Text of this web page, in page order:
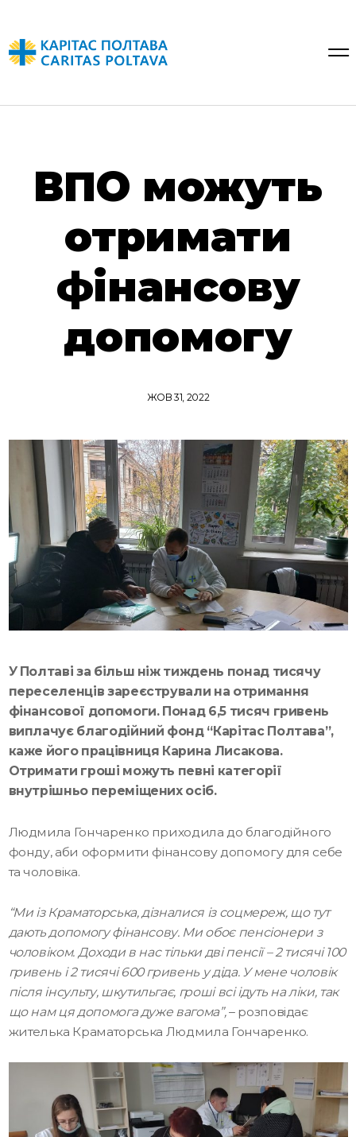
ВПО можуть
отримати
фінансову
допомогу
ЖОВ 31, 2022
У Полтаві за більш ніж тиждень понад тисячу
переселенців зареєстрували на отримання
фінансової допомоги. Понад 6,5 тисяч гривень
виплачує благодійний фонд “Карітас Полтава”,
каже його працівниця Карина Лисакова.
Отримати гроші можуть певні категорії
внутрішньо переміщених осіб.
Людмила Гончаренко приходила до благодійного
фонду, аби оформити фінансову допомогу для себе
та чоловіка.
“Ми із Краматорська, дізналися із соцмереж, що тут
дають допомогу фінансову. Ми обоє пенсіонери з
чоловіком. Доходи в нас тільки дві пенсії – 2 тисячі 100
гривень і 2 тисячі 600 гривень у діда. У мене чоловік
після інсульту, шкутильгає, гроші всі ідуть на ліки, так
що нам ця допомога дуже вагома”,– розповідає
жителька Краматорська Людмила Гончаренко.